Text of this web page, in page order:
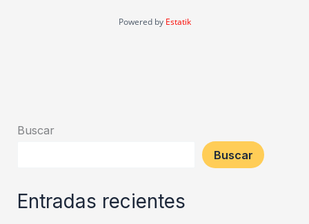
Powered by Estatik
Buscar
Buscar
Entradas recientes